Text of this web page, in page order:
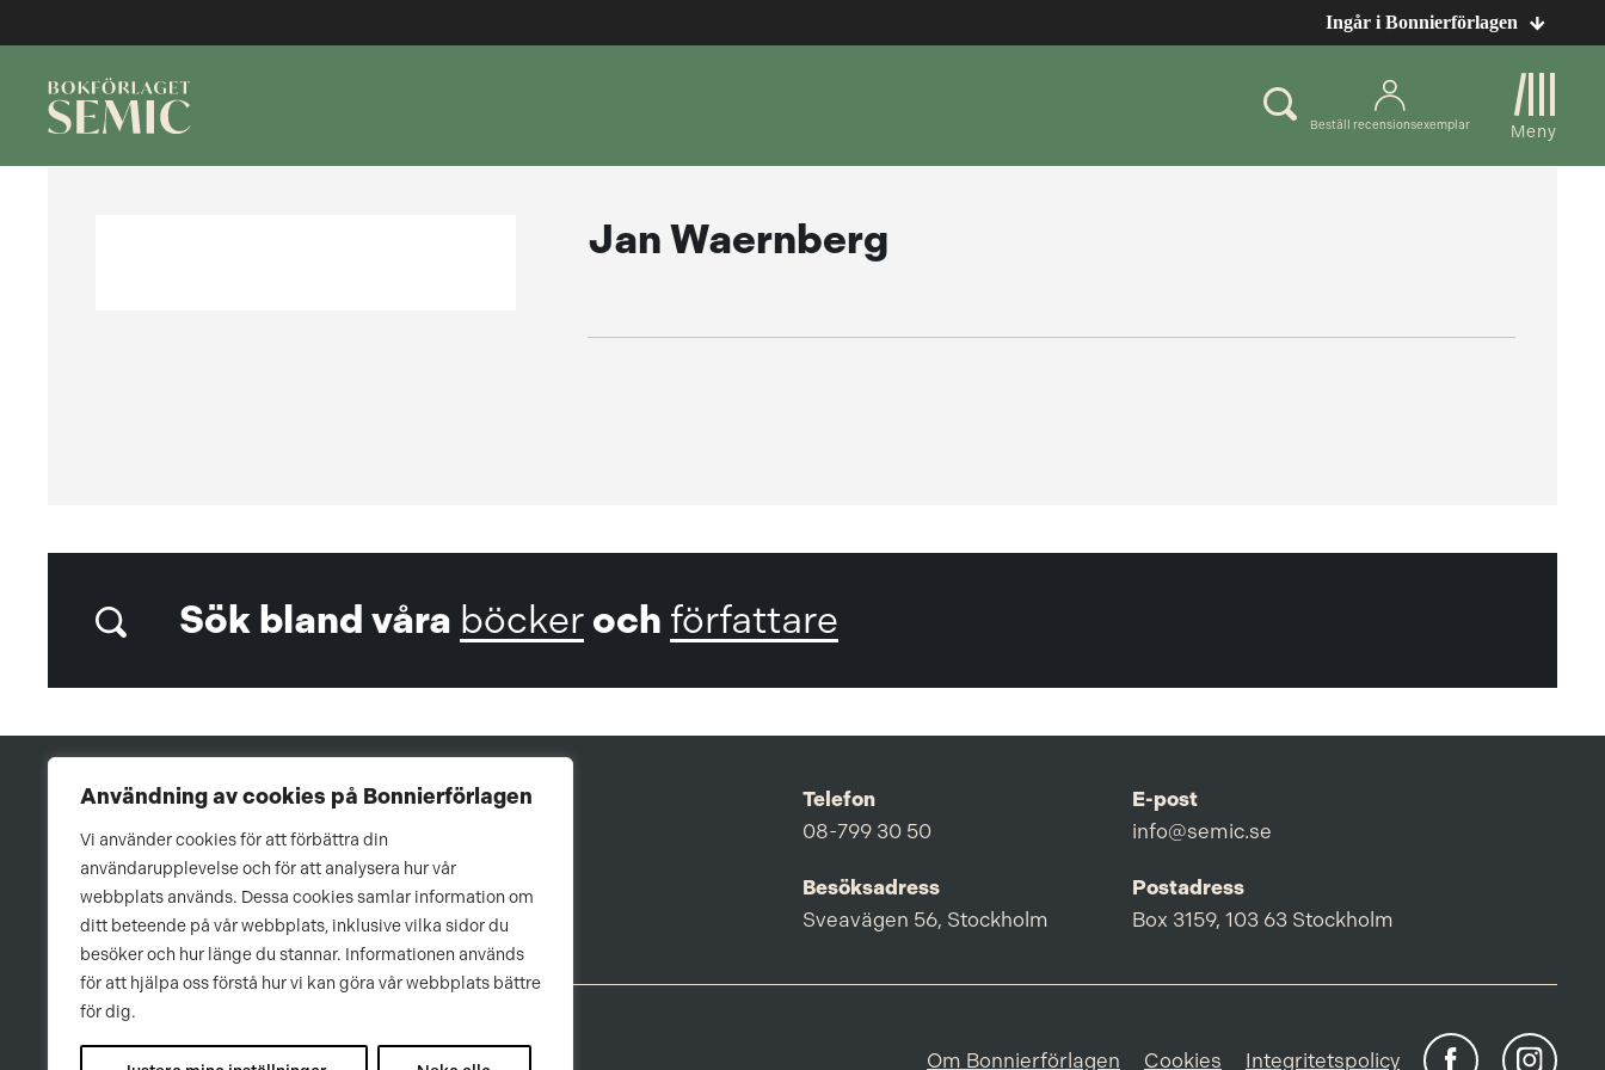
Användning av cookies på Bonnierförlagen
Vi använder cookies för att förbättra din
användarupplevelse och för att analysera hur vår
webbplats används. Dessa cookies samlar information om
ditt beteende på vår webbplats, inklusive vilka sidor du
besöker och hur länge du stannar. Informationen används
för att hjälpa oss förstå hur vi kan göra vår webbplats bättre
för dig.
Ingår i Bonnierförlagen
Beställ recensionsexemplar Meny
Jan Waernberg
Sök bland våra böcker och författare
Telefon
08-799 30 50
E-post
info@semic.se
Besöksadress
Sveavägen 56, Stockholm
Postadress
Box 3159, 103 63 Stockholm
Om Bonnierförlagen Cookies Integritetspolicy